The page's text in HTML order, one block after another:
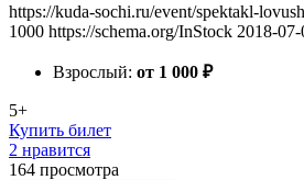
https://kuda-sochi.ru/event/spektakl-
1000 https://schema.org/InStock 2018-
Взрослый: от 1 000 ₽
5+
Купить билет
2 нравится
164 просмотра